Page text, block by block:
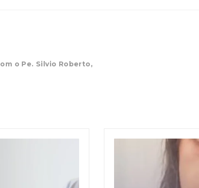
o Pe. Silvio Roberto,